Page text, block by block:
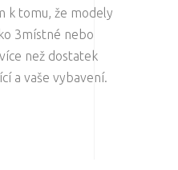
k tomu, že modely
3místné nebo
než dostatek
a vaše vybavení.